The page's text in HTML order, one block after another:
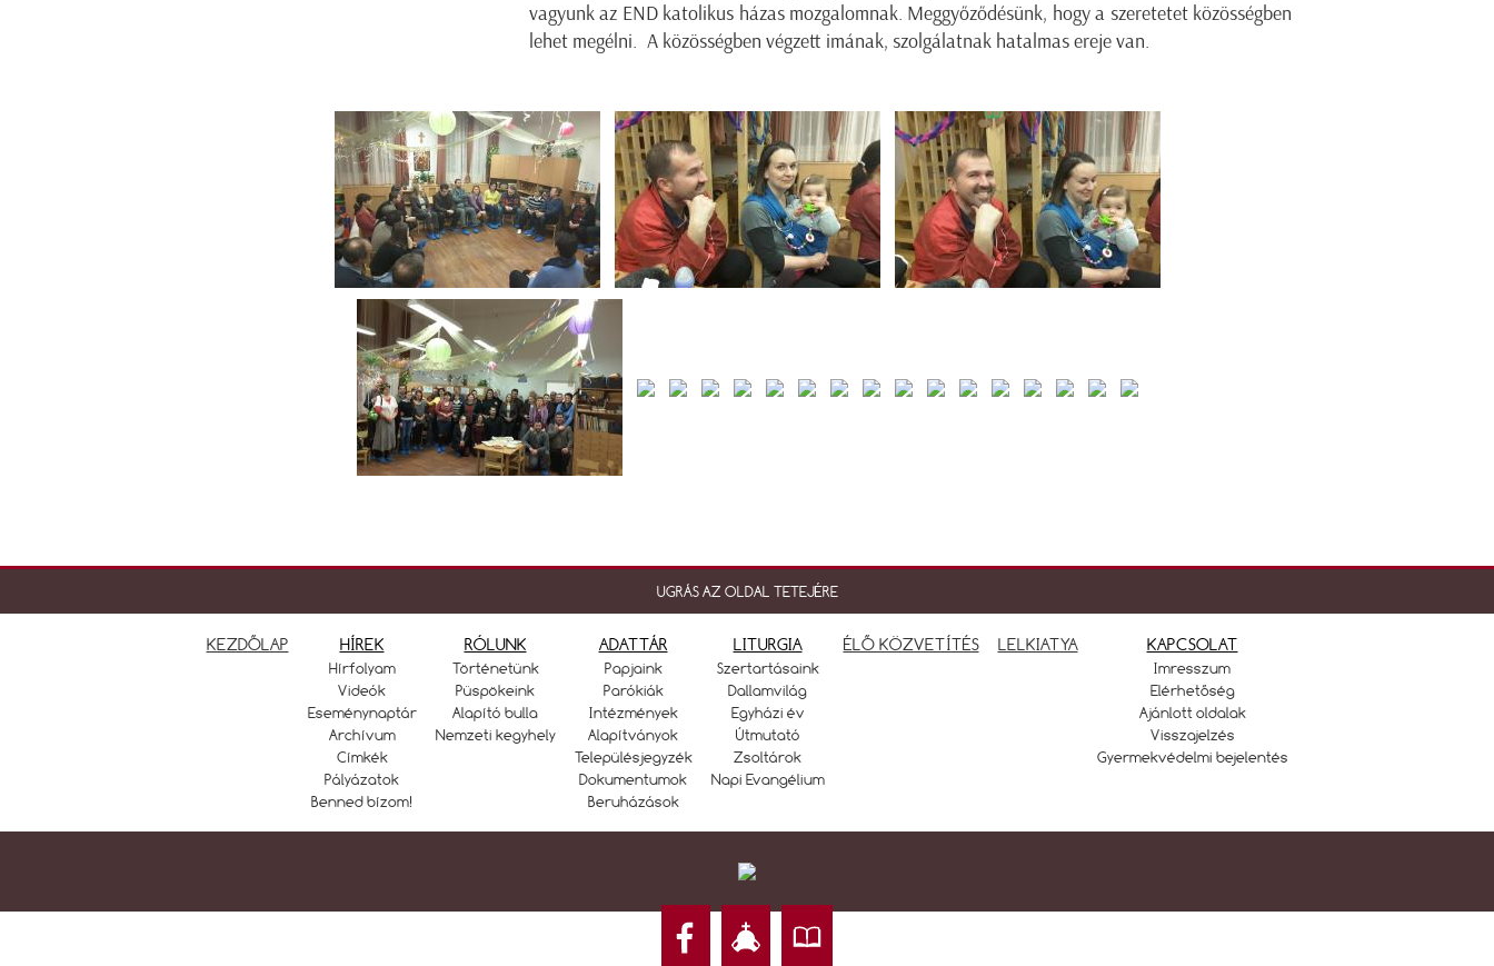
vagyunk az END katolikus házas mozgalomnak. Meggyőződésünk, hogy a szeretetet közösségben
lehet megélni. A közösségben végzett imának, szolgálatnak hatalmas ereje van.
UGRÁS AZ OLDAL TETEJÉRE
KEZDŐLAP HÍREK
Hírfolyam
Videók
Eseménynaptár
Archívum
Címkék
Pályázatok
Benned bízom!
RÓLUNK
Történetünk
Püspökeink
Alapító bulla
Nemzeti kegyhely
ADATTÁR
Papjaink
Parókiák
Intézmények
Alapítványok
Településjegyzék
Dokumentumok
Beruházások
LITURGIA
Szertartásaink
Dallamvilág
Egyházi év
Útmutató
Zsoltárok
Napi Evangélium
ÉLŐ KÖZVETÍTÉS LELKIATYA KAPCSOLAT
Imresszum
Elérhetőség
Ajánlott oldalak
Visszajelzés
Gyermekvédelmi bejelentés